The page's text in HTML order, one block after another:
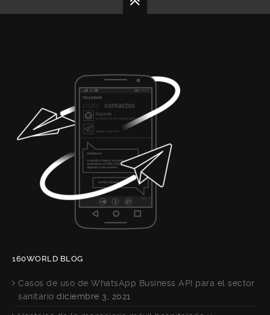
160WORLD BLOG
Casos de uso de WhatsApp Business API para el sector
sanitario diciembre 3, 2021